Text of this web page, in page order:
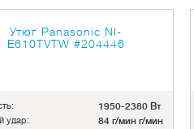
Утюг Panasonic NI-
E610TVTW #204446
1950-2380 Вт
удар: 84 г/мин г/мин